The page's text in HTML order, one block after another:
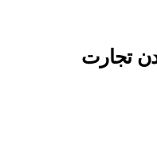
تجارت